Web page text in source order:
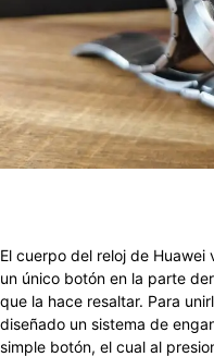
El cuerpo del reloj de
un único botón en la parte
que la hace resaltar. Para
diseñado un sistema de
simple botón, el cual al